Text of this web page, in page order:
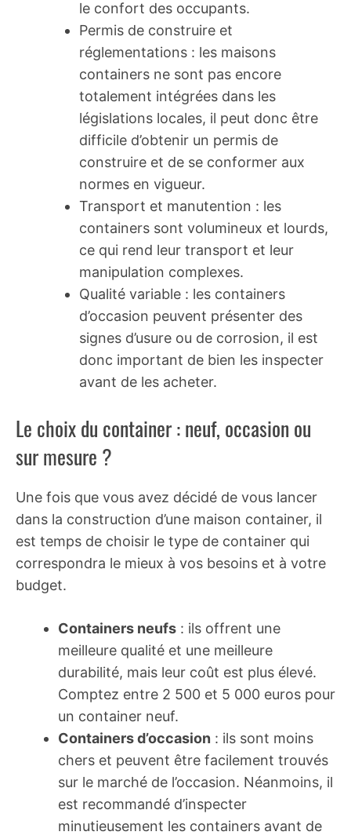
le confort des occupants.
Permis de construire et
réglementations : les maisons
containers ne sont pas encore
totalement intégrées dans les
législations locales, il peut donc être
difficile d’obtenir un permis de
construire et de se conformer aux
normes en vigueur.
Transport et manutention : les
containers sont volumineux et lourds,
ce qui rend leur transport et leur
manipulation complexes.
Qualité variable : les containers
d’occasion peuvent présenter des
signes d’usure ou de corrosion, il est
donc important de bien les inspecter
avant de les acheter.
Le choix du container : neuf, occasion ou
sur mesure ?
Une fois que vous avez décidé de vous lancer
dans la construction d’une maison container, il
est temps de choisir le type de container qui
correspondra le mieux à vos besoins et à votre
budget.
Containers neufs : ils offrent une
meilleure qualité et une meilleure
durabilité, mais leur coût est plus élevé.
Comptez entre 2 500 et 5 000 euros pour
un container neuf.
Containers d’occasion : ils sont moins
chers et peuvent être facilement trouvés
sur le marché de l’occasion. Néanmoins, il
est recommandé d’inspecter
minutieusement les containers avant de